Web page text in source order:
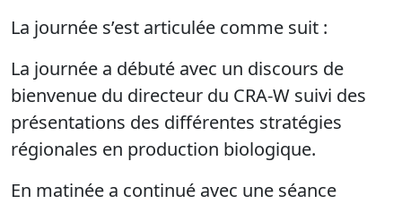
La journée s’est articulée comme suit :
La journée a débuté avec un discours de
bienvenue du directeur du CRA-W suivi des
présentations des différentes stratégies
régionales en production biologique.
En matinée a continué avec une séance